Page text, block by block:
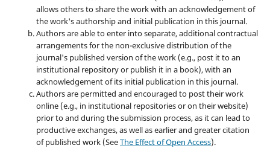
allows others to share the work with an acknowledgement of
the work's authorship and initial publication in this journal.
Authors are able to enter into separate, additional contractual
arrangements for the non-exclusive distribution of the
journal's published version of the work (e.g., post it to an
institutional repository or publish it in a book), with an
acknowledgement of its initial publication in this journal.
Authors are permitted and encouraged to post their work
online (e.g., in institutional repositories or on their website)
prior to and during the submission process, as it can lead to
productive exchanges, as well as earlier and greater citation
of published work (SeeThe Effect of Open Access).